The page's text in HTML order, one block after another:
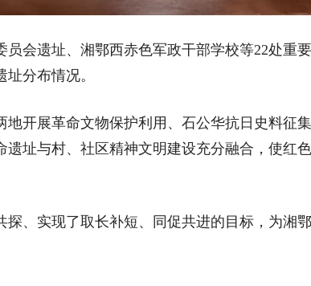
遗址、湘鄂西赤色军政干部学校等22处重
分布情况。
展革命文物保护利用、石公华抗日史料征
址与村、社区精神文明建设充分融合，使红
实现了取长补短、同促共进的目标，为湘